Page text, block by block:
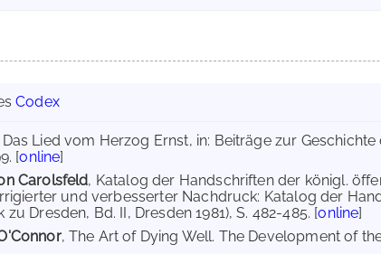
Codex
Das Lied vom Herzog Ernst, in: Beiträge zur
[online]
Carolsfeld, Katalog der Handschriften der königl.
und verbesserter Nachdruck: Katalog der
Dresden, Bd. II, Dresden 1981), S. 482-485. [online]
, The Art of Dying Well. The Development of